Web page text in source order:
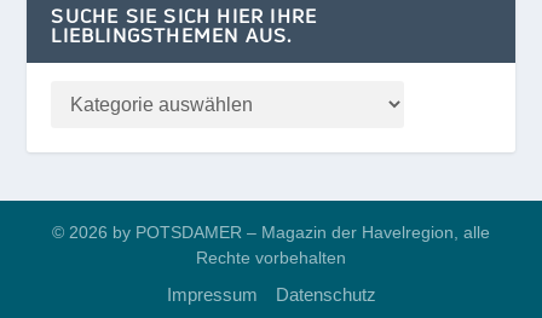
SUCHE SIE SICH HIER IHRE
LIEBLINGSTHEMEN AUS.
© 2026 by POTSDAMER – Magazin der Havelregion, alle
Rechte vorbehalten
Impressum Datenschutz